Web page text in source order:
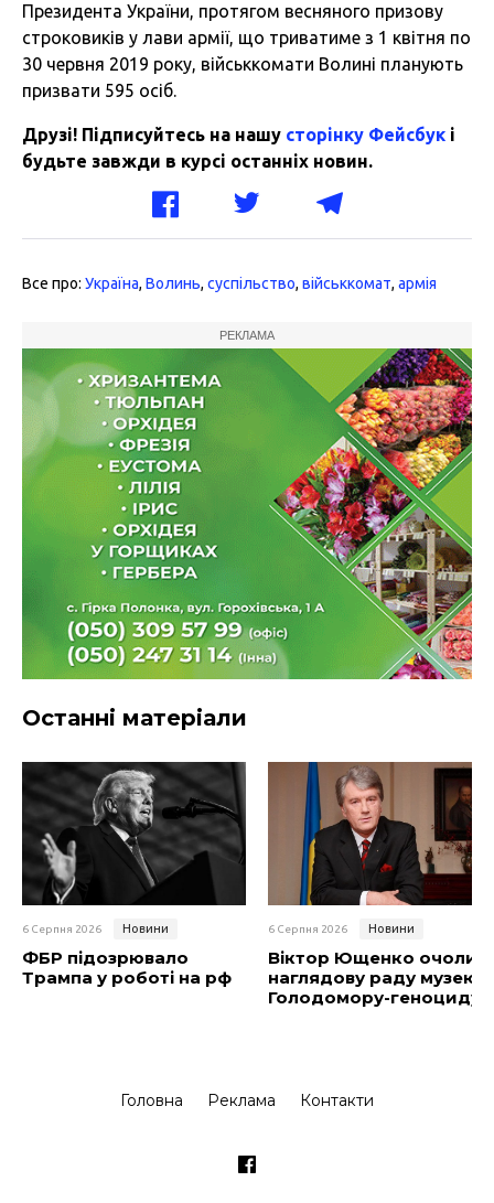
Президента України, протягом весняного призову
строковиків у лави армії, що триватиме з 1 квітня по
30 червня 2019 року, військкомати Волині планують
призвати 595 осіб.
Друзі! Підписуйтесь на нашу сторінку Фейсбук і
будьте завжди в курсі останніх новин.
Все про: Україна, Волинь, суспільство, військкомат, армія
РЕКЛАМА
Останні матеріали
6 Серпня 2026 Новини
ФБР підозрювало
Трампа у роботі на рф
6 Серпня 2026 Новини
Віктор Ющенко очолив
наглядову раду музею
Голодомору-геноциду
Головна Реклама Контакти